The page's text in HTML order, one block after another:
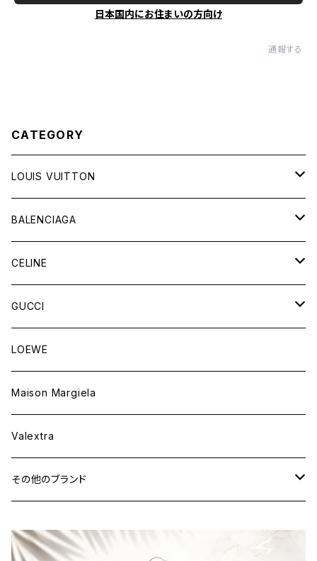
日本国内にお住まいの方向け
通報する
CATEGORY
LOUIS VUITTON
バッグ
財布&小物
ウェア
BALENCIAGA
バッグ
財布&小物
ウェア
CELINE
バッグ
財布&小物
ウェア
GUCCI
バッグ
財布&小物
ウェア
LOEWE
Maison Margiela
Valextra
その他のブランド